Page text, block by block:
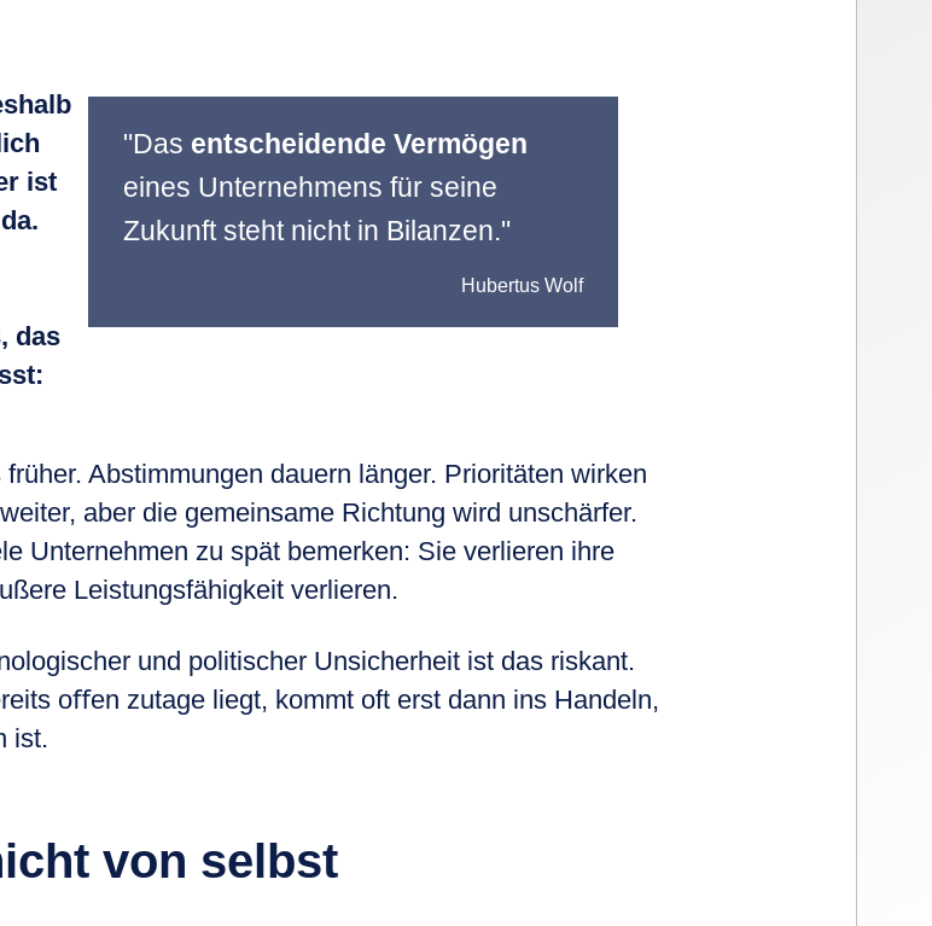
ist
das
"Das entscheidende Vermögen
eines Unternehmens für seine
Zukunft steht nicht in Bilanzen."
Hubertus Wolf
Abstimmungen dauern länger. Prioritäten wirken
aber die gemeinsame Richtung wird unschärfer.
Unternehmen zu spät bemerken: Sie verlieren ihre
Leistungsfähigkeit verlieren.
und politischer Unsicherheit ist das riskant.
oﬀen zutage liegt, kommt oft erst dann ins Handeln,
ist.
von selbst